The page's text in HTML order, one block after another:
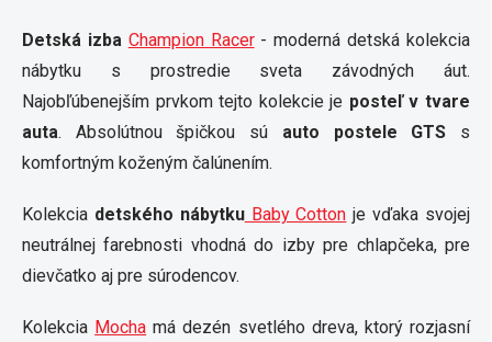
Detská izba Champion Racer- moderná detská kolekcia
nábytku s prostredie sveta závodných áut.
Najobľúbenejším prvkom tejto kolekcie je posteľ v tvare
auta. Absolútnou špičkou sú auto postele GTS s
komfortným koženým čalúnením.
Kolekcia detského nábytkuBaby Cotton je vďaka svojej
neutrálnej farebnosti vhodná do izby pre chlapčeka, pre
dievčatko aj pre súrodencov.
Kolekcia Mocha má dezén svetlého dreva, ktorý rozjasní